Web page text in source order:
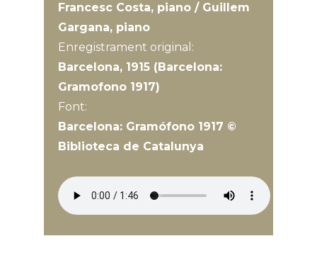
Francesc Costa, piano / Guillem
Gargana, piano
Enregistrament original:
Barcelona, 1915 (Barcelona:
Gramofono 1917)
Font:
Barcelona: Gramófono 1917 ©
Biblioteca de Catalunya